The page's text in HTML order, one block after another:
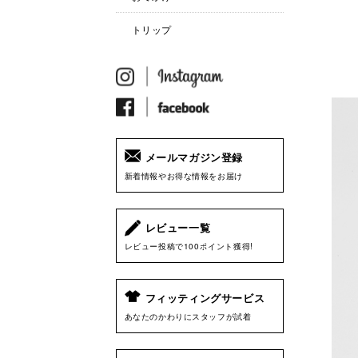
トリップ
メールマガジン登録
新着情報やお得な情報をお届け
レビュー一覧
レビュー投稿で100ポイント獲得!
フィッティングサービス
あなたのかわりにスタッフが試着